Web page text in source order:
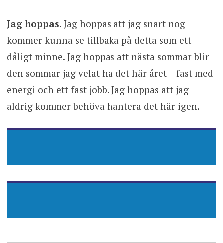
Jag hoppas. Jag hoppas att jag snart nog
kommer kunna se tillbaka på detta som ett
dåligt minne. Jag hoppas att nästa sommar blir
den sommar jag velat ha det här året – fast med
energi och ett fast jobb. Jag hoppas att jag
aldrig kommer behöva hantera det här igen.